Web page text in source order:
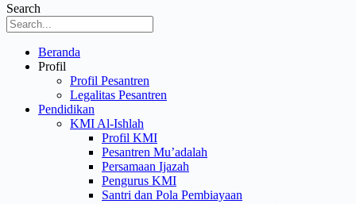
Search
Menu
Beranda
Profil
Profil Pesantren
Legalitas Pesantren
Pendidikan
KMI Al-Ishlah
Profil KMI
Pesantren Mu’adalah
Persamaan Ijazah
Pengurus KMI
Santri dan Pola Pembiayaan